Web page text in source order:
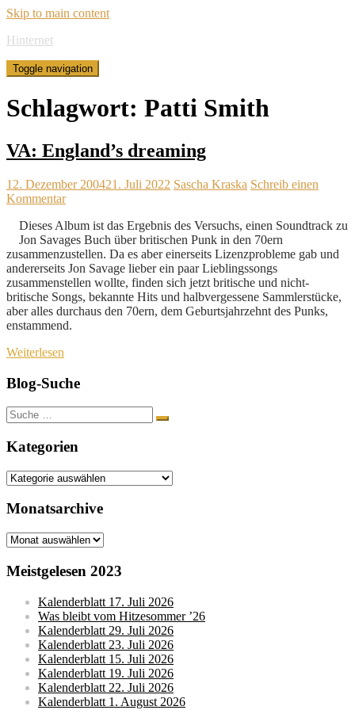
Skip to main content
Hinternet
Toggle navigation
Schlagwort: Patti Smith
VA: England’s dreaming
12. Dezember 200421. Juli 2022 Sascha Kraska Schreib einen
Kommentar
Dieses Album ist das Ergebnis des Versuchs, einen Soundtrack zu
Jon Savages Buch über britischen Punk in den 70ern
zusammenzustellen. Da es aber einerseits Lizenzprobleme gab und
andererseits Jon Savage lieber ein paar Lieblingssongs
zusammenstellen wollte, finden sich jetzt britische und nicht-
britische Songs, bekannte Hits und halbvergessene Sammlerstücke,
aber alles durchaus den 70ern, dem Geburtsjahrzehnt des Punks,
enstammend.
Weiterlesen
Blog-Suche
Suche
nach:
Kategorien
Kategorien
Monatsarchive
Monatsarchive
Meistgelesen 2023
Kalenderblatt 17. Juli 2026
Was bleibt vom Hitzesommer ’26
Kalenderblatt 29. Juli 2026
Kalenderblatt 23. Juli 2026
Kalenderblatt 15. Juli 2026
Kalenderblatt 19. Juli 2026
Kalenderblatt 22. Juli 2026
Kalenderblatt 1. August 2026